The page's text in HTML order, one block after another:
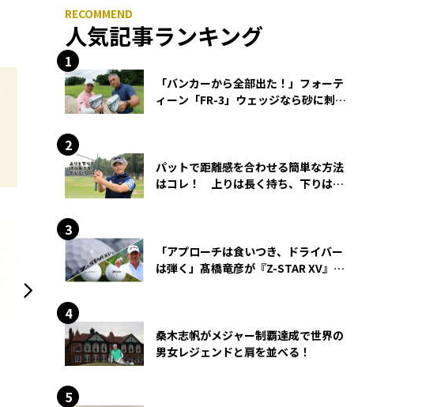
人気記事ランキング
「バンカーから全部出た！」フォーテ
ィーン「FR-3」ウェッジなら砂に刺さ
パットで距離感を合わせる簡単な方法
はコレ！ 上りは長く持ち、下りは短
「アプローチは食いつき、ドライバー
は弾く」髙橋竜彦が『Z-STAR XV』を
桑木志帆がメジャー制覇達成で世界の
男女レジェンドと肩を並べる！